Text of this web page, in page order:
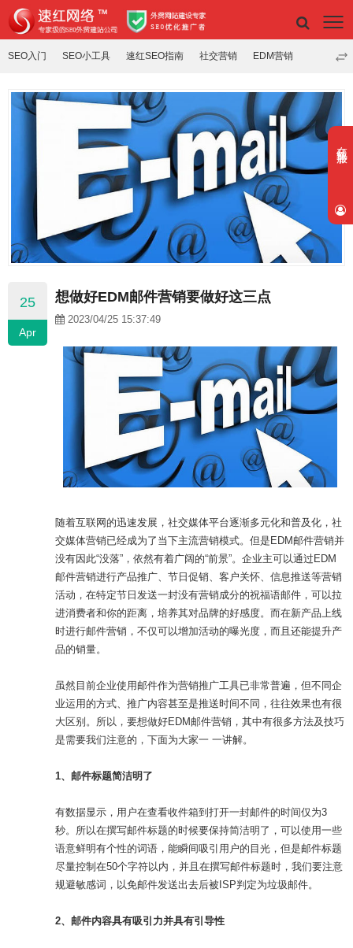
SEO入门 SEO小工具 速红SEO指南 社交营销 EDM营销
想做好EDM邮件营销要做好这三点
25
Apr
2023/04/25 15:37:49
随着互联网的迅速发展，社交媒体平台逐渐多元化和普及化，社
交媒体营销已经成为了当下主流营销模式。但是EDM邮件营销并
没有因此“没落”，依然有着广阔的“前景”。企业主可以通过EDM
邮件营销进行产品推广、节日促销、客户关怀、信息推送等营销
活动，在特定节日发送一封没有营销成分的祝福语邮件，可以拉
进消费者和你的距离，培养其对品牌的好感度。而在新产品上线
时进行邮件营销，不仅可以增加活动的曝光度，而且还能提升产
品的销量。
虽然目前企业使用邮件作为营销推广工具已非常普遍，但不同企
业运用的方式、推广内容甚至是推送时间不同，往往效果也有很
大区别。所以，要想做好EDM邮件营销，其中有很多方法及技巧
是需要我们注意的，下面为大家一 一讲解。
1、邮件标题简洁明了
有数据显示，用户在查看收件箱到打开一封邮件的时间仅为3
秒。所以在撰写邮件标题的时候要保持简洁明了，可以使用一些
语意鲜明有个性的词语，能瞬间吸引用户的目光，但是邮件标题
尽量控制在50个字符以内，并且在撰写邮件标题时，我们要注意
规避敏感词，以免邮件发送出去后被ISP判定为垃圾邮件。
2、邮件内容具有吸引力并具有引导性